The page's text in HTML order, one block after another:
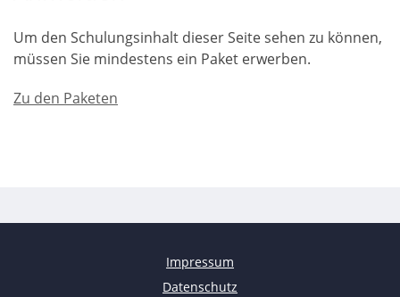
Um den Schulungsinhalt dieser Seite sehen zu können,
müssen Sie mindestens ein Paket erwerben.
Zu den Paketen
Impressum
Datenschutz